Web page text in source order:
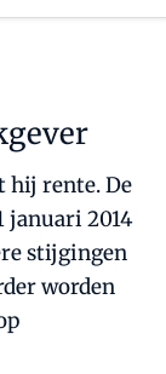
hij rente. De
januari 2014
stijgingen
worden